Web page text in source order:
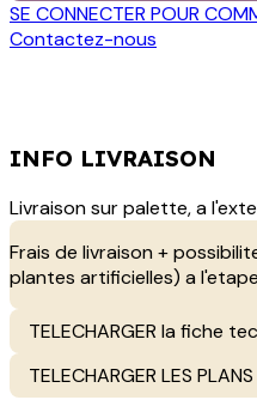
SE CONNECTER POUR
Contactez-nous
INFO LIVRAISON
Livraison sur palette, a
Frais de livraison +
plantes artificielles) a
TELECHARGER la fiche
TELECHARGER LES